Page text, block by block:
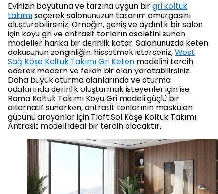
Evinizin boyutuna ve tarzına uygun birgri koltuk
takımıseçerek salonunuzun tasarım omurgasını
oluşturabilirsiniz. Örneğin, geniş ve aydınlık bir salon
için koyu gri ve antrasit tonların asaletini sunan
modeller harika bir derinlik katar. Salonunuzda keten
dokusunun zenginliğini hissetmek isterseniz,West
Sağ Köşe Koltuk Takımı Gri Keten modelini tercih
ederek modern ve ferah bir alan yaratabilirsiniz.
Daha büyük oturma alanlarında ve oturma
odalarında derinlik oluşturmak isteyenler için ise
Roma Koltuk Takımı Koyu Gri modeli güçlü bir
alternatif sunarken, antrasit tonlarının maskülen
gücünü arayanlar için Tloft Sol Köşe Koltuk Takımı
Antrasit modeli ideal bir tercih olacaktır.